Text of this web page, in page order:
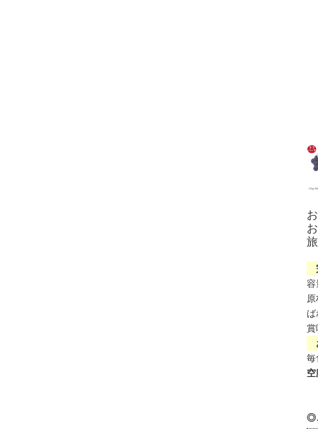
容
原
ば
賞
毎
◎